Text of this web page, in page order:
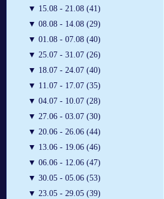
▼ 15.08 - 21.08 (41)
▼ 08.08 - 14.08 (29)
▼ 01.08 - 07.08 (40)
▼ 25.07 - 31.07 (26)
▼ 18.07 - 24.07 (40)
▼ 11.07 - 17.07 (35)
▼ 04.07 - 10.07 (28)
▼ 27.06 - 03.07 (30)
▼ 20.06 - 26.06 (44)
▼ 13.06 - 19.06 (46)
▼ 06.06 - 12.06 (47)
▼ 30.05 - 05.06 (53)
▼ 23.05 - 29.05 (39)